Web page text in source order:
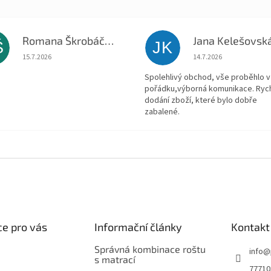
Romana Škrobáčková
Hodnocení obchodu je 5 z 5 hvězdiček.
15.7.2026
JK Jana
Hodnocení obchodu
14.7.2026
Spolehlivý obchod, vše proběhlo v
pořádku,výborná komunikace.
dodání zboží, které bylo dobře
zabalené.
pro vás Informační články
Správná kombinace roštu
s matrací
Kontakt
info@